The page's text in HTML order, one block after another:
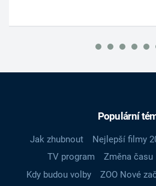
Populární
Jak zhubnout Nejlepší filmy
TV program
Změna času
Kdy budou volby
ZOO Nové